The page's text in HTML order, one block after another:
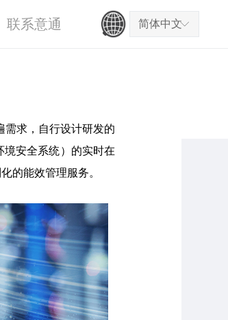
ꀅ
简体中文
联系意通
需求，自行设计研发的
安全系统）的实时在
的能效管理服务。